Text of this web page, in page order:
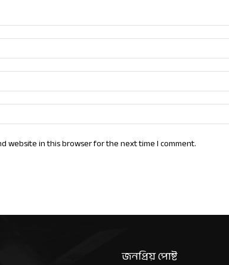
website in this browser for the next time I comment.
জনপ্রিয় পোষ্ট